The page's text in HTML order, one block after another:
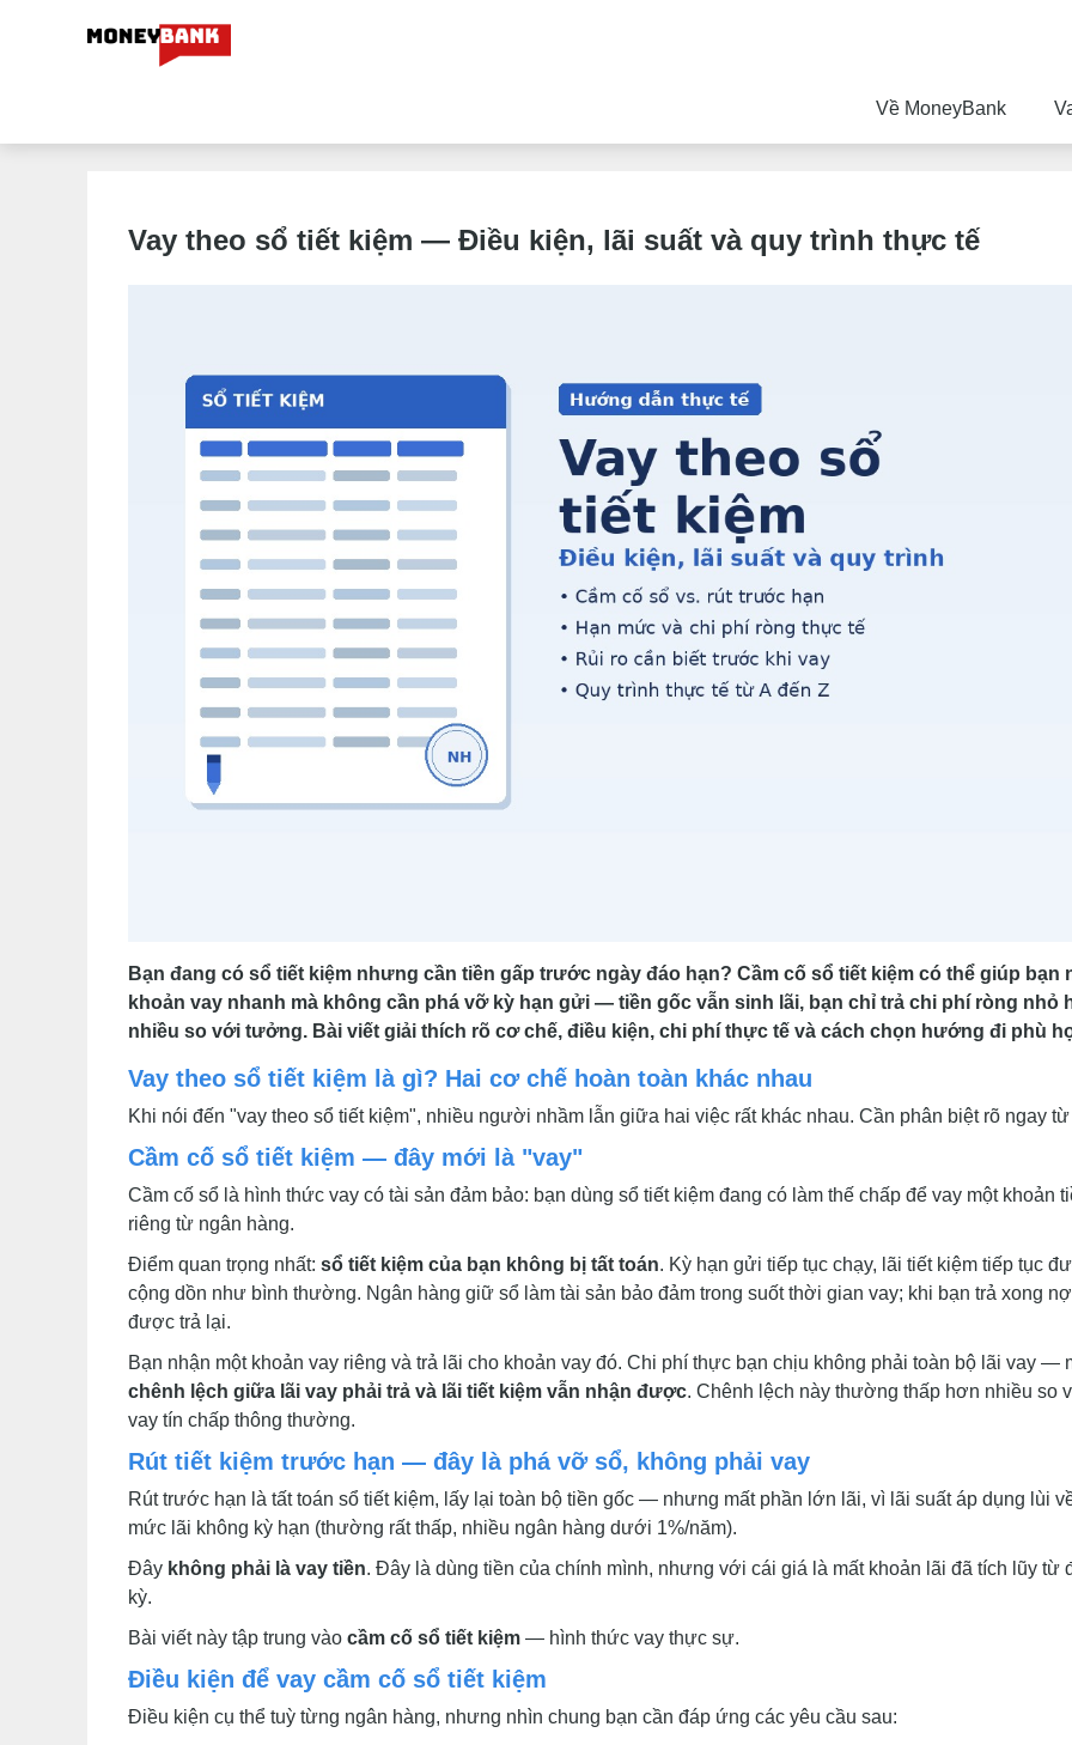
Về MoneyBank
Vay theo sổ tiết kiệm — Điều kiện, lãi suất và quy trình thực tế
Bạn đang có sổ tiết kiệm nhưng cần tiền gấp trước ngày đáo hạn? Cầm cố sổ tiết kiệm có thể giúp bạn
khoản vay nhanh mà không cần phá vỡ kỳ hạn gửi — tiền gốc vẫn sinh lãi, bạn chỉ trả chi phí ròng nhỏ
nhiều so với tưởng. Bài viết giải thích rõ cơ chế, điều kiện, chi phí thực tế và cách chọn hướng đi phù
Vay theo sổ tiết kiệm là gì? Hai cơ chế hoàn toàn khác nhau
Khi nói đến "vay theo sổ tiết kiệm", nhiều người nhầm lẫn giữa hai việc rất khác nhau. Cần phân biệt rõ ngay từ
Cầm cố sổ tiết kiệm — đây mới là "vay"
Cầm cố sổ là hình thức vay có tài sản đảm bảo: bạn dùng sổ tiết kiệm đang có làm thế chấp để vay một khoản
riêng từ ngân hàng.
Điểm quan trọng nhất: sổ tiết kiệm của bạn không bị tất toán. Kỳ hạn gửi tiếp tục chạy, lãi tiết kiệm tiếp tục
cộng dồn như bình thường. Ngân hàng giữ sổ làm tài sản bảo đảm trong suốt thời gian vay; khi bạn trả xong
được trả lại.
Bạn nhận một khoản vay riêng và trả lãi cho khoản vay đó. Chi phí thực bạn chịu không phải toàn bộ lãi vay —
chênh lệch giữa lãi vay phải trả và lãi tiết kiệm vẫn nhận được. Chênh lệch này thường thấp hơn nhiều so
vay tín chấp thông thường.
Rút tiết kiệm trước hạn — đây là phá vỡ sổ, không phải vay
Rút trước hạn là tất toán sổ tiết kiệm, lấy lại toàn bộ tiền gốc — nhưng mất phần lớn lãi, vì lãi suất áp dụng lùi
mức lãi không kỳ hạn (thường rất thấp, nhiều ngân hàng dưới 1%/năm).
Đây không phải là vay tiền. Đây là dùng tiền của chính mình, nhưng với cái giá là mất khoản lãi đã tích lũy từ
kỳ.
Bài viết này tập trung vào cầm cố sổ tiết kiệm — hình thức vay thực sự.
Điều kiện để vay cầm cố sổ tiết kiệm
Điều kiện cụ thể tuỳ từng ngân hàng, nhưng nhìn chung bạn cần đáp ứng các yêu cầu sau: